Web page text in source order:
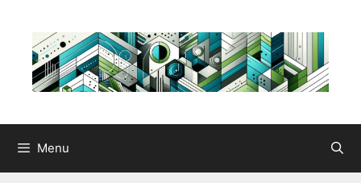
contenu
Menu